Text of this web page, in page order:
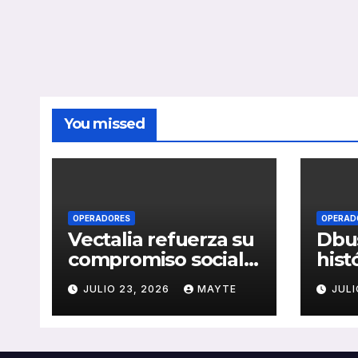
You missed
OPERADORES
Vectalia refuerza su
compromiso social y
medioambiental
con la publicación
de su Memoria de
JULIO 23, 2026 MAYTE
del